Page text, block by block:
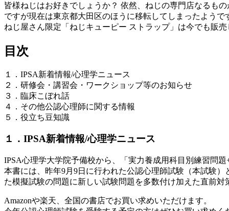
皆様ねじはお好きでしょうか？ 依然、ねじの専門店なるも
ですが現在は東京都大田区のほうに移転してしまったようで
ねじ屋さん限定「ねじキューピー ストラップ」は今でも販
目次
１．IPSA新着情報/心理学ニュース
２．研修会・講習会・ワークショップ等のお知らせ
３．臨床こぼれ話
４．その他公認心理師に関する情報
５．役立ち豆知識
１．IPSA新着情報/心理学ニュース
IPSA心理学大学院予備校から、「実力養成用科目別練習問
本書には、昨年9月9日に行われた公認心理師試験（本試験
た模擬試験の問題に新しい試験問題を多数付け加えた直前
Amazonや楽天、全国の書店でお買い求めいただけます。